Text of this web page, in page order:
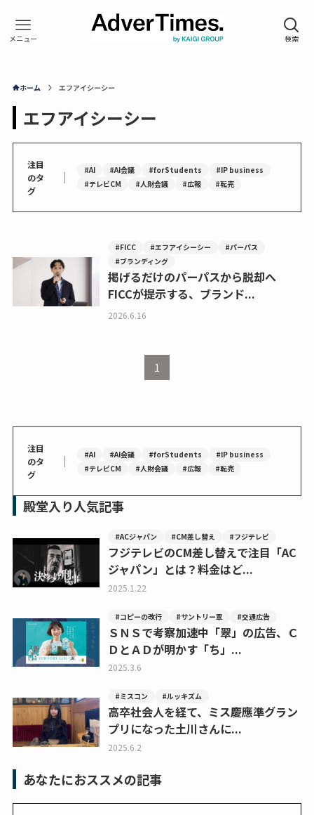
ホーム エフアイシーシー
エフアイシーシー
注目
のタ
グ
｜ #AI #AI会議 #forStudents
#IP business
#テレビCM
#人財会議 #広報 #転売
#FICC #エフアイシーシー
#パーパス
#ブランディング
掲げるだけのパーパスから脱却へ
FICCが提示する、ブランド...
2026.6.16
1
注目
のタ
グ
｜ #AI #AI会議 #forStudents
#IP business
#テレビCM
#人財会議 #広報 #転売
殿堂入り人気記事
#ACジャパン #CM差し替え #フジテレビ
フジテレビのCM差し替えで注目「AC
ジャパン」とは？料金はど...
2025.1.22
#コピーの改行 #サントリー翠 #交通広告
ＳＮＳで考察加速中「翠」の広告、Ｃ
ＤとＡＤが明かす「ち」...
2025.3.6
#ミスコン #ルッキズム
高卒社会人を経て、ミス慶應準グラン
プリになった土川さんに...
2025.6.2
あなたにおススメの記事